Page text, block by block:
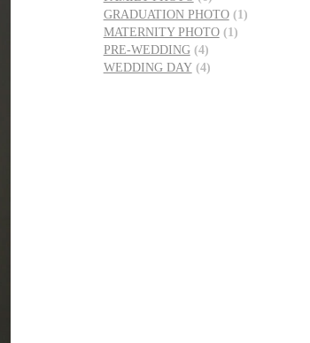
GRADUATION PHOTO(1)
MATERNITY PHOTO(1)
PRE-WEDDING(4)
WEDDING DAY(4)